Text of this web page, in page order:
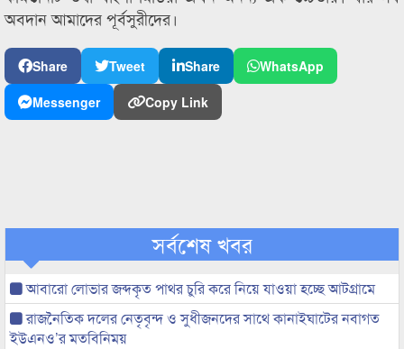
অবদান আমাদের পূর্বসুরীদের।
Share Tweet Share
WhatsApp
Messenger
Copy Link
সর্বশেষ খবর
আবারো লোভার জব্দকৃত পাথর চুরি করে নিয়ে যাওয়া হচ্ছে আটগ্রামে
রাজনৈতিক দলের নেতৃবৃন্দ ও সুধীজনদের সাথে কানাইঘাটের নবাগত
ইউএনও’র মতবিনিময়